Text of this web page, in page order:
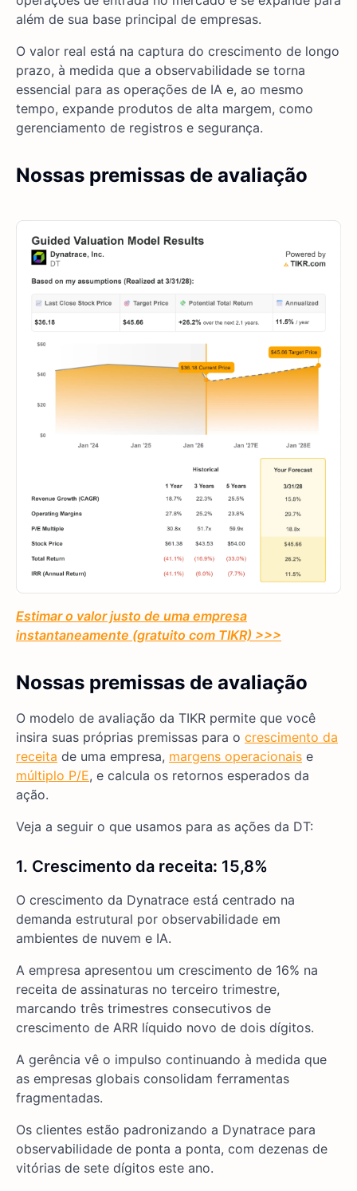
além de sua base principal de empresas.
O valor real está na captura do crescimento de longo
prazo, à medida que a observabilidade se torna
essencial para as operações de IA e, ao mesmo
tempo, expande produtos de alta margem, como
gerenciamento de registros e segurança.
Nossas premissas de avaliação
Estimar o valor justo de uma empresa
instantaneamente (gratuito com TIKR) >>>
Nossas premissas de avaliação
O modelo de avaliação da TIKR permite que você
insira suas próprias premissas para o crescimento da
receita de uma empresa, margens operacionais e
múltiplo P/E, e calcula os retornos esperados da
ação.
Veja a seguir o que usamos para as ações da DT:
1. Crescimento da receita: 15,8%
O crescimento da Dynatrace está centrado na
demanda estrutural por observabilidade em
ambientes de nuvem e IA.
A empresa apresentou um crescimento de 16% na
receita de assinaturas no terceiro trimestre,
marcando três trimestres consecutivos de
crescimento de ARR líquido novo de dois dígitos.
A gerência vê o impulso continuando à medida que
as empresas globais consolidam ferramentas
fragmentadas.
Os clientes estão padronizando a Dynatrace para
observabilidade de ponta a ponta, com dezenas de
vitórias de sete dígitos este ano.